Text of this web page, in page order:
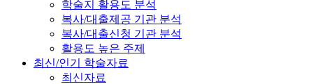
학술지 활용도 분석
복사/대출제공 기관 분석
복사/대출신청 기관 분석
활용도 높은 주제
최신/인기 학술자료
최신자료